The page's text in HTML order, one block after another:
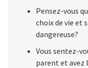
Pensez-vous
choix de vie et
dangereuse?
Vous sentez-
parent et avez